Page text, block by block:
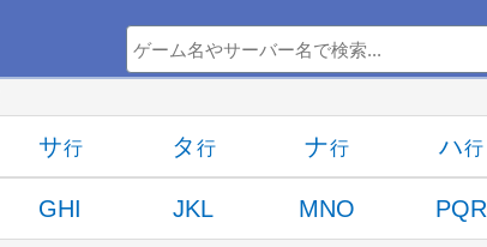
サ タ ナ ハ
GHI JKL MNO PQR